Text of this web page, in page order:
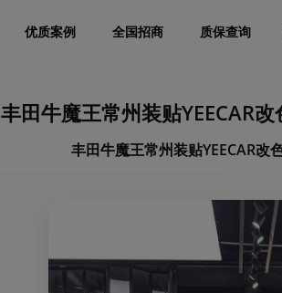
优质案例 全国招商 质保查询
丰田牛魔王常州装贴YEECAR
丰田牛魔王常州装贴YEECAR改